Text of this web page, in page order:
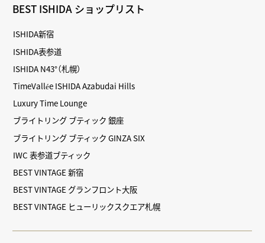
BEST ISHIDA ショップリスト
ISHIDA新宿
ISHIDA表参道
ISHIDA N43°（札幌）
TimeVallée ISHIDA Azabudai Hills
Luxury Time Lounge
ブライトリング ブティック 銀座
ブライトリング ブティック GINZA SIX
IWC 表参道ブティック
BEST VINTAGE 新宿
BEST VINTAGE グランフロント大阪
BEST VINTAGE ヒューリックスクエア札幌